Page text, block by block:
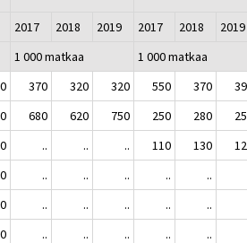
2017 2018 2019 2017 2018 2019
1 000 matkaa 1 000 matkaa
370 320 320 550 370
680 620 750 250 280
.. .. .. 110 130
.. .. .. .. ..
.. .. .. .. ..
.. .. .. .. ..